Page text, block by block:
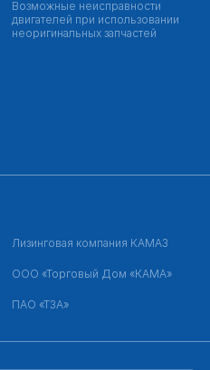
Возможные неисправности
двигателей при использовании
неоригинальных запчастей
Лизинговая компания КАМАЗ
ООО «Торговый Дом «КАМА»
ПАО «ТЗА»